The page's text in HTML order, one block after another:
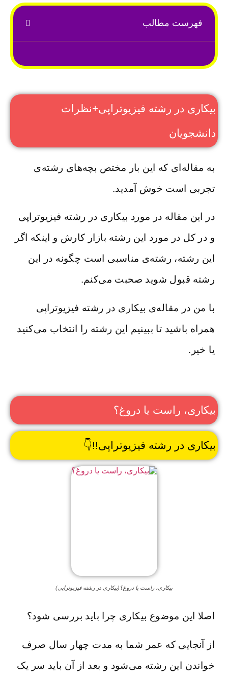
فهرست مطالب
بیکاری در رشته فیزیوتراپی+نظرات
دانشجویان
به مقاله‌ای که این بار مختص بچه‌های رشته‌ی
تجربی است خوش آمدید.
در این مقاله در مورد بیکاری در رشته فیزیوتراپی
و در کل در مورد این رشته بازار کارش و اینکه اگر
این رشته، رشته‌ی مناسبی است چگونه در این
رشته قبول شوید صحبت می‌کنم.
با من در مقاله‌ی بیکاری در رشته فیزیوتراپی
همراه باشید تا ببینیم این رشته را انتخاب می‌کنید
یا خیر.
بیکاری، راست یا دروغ؟
بیکاری در رشته فیزیوتراپی!!👇
بیکاری، راست یا دروغ؟(بیکاری در رشته فیزیوتراپی)
اصلا این موضوع بیکاری چرا باید بررسی شود؟
از آنجایی که عمر شما به مدت چهار سال صرف
خواندن این رشته می‌شود و بعد از آن باید سر یک